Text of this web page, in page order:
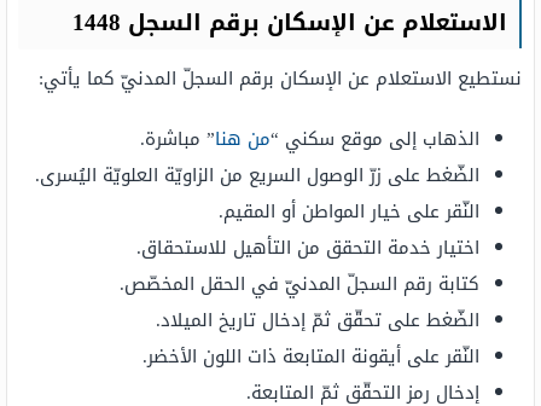
الاستعلام عن الإسكان برقم السجل 1448
نستطيع الاستعلام عن الإسكان برقم السجلّ المدنيّ كما يأتي:
الذهاب إلى موقع سكني “من هنا” مباشرة.
الضّغط على زرّ الوصول السريع من الزاويّة العلويّة اليُسرى.
النّقر على خيار المواطن أو المقيم.
اختيار خدمة التحقق من التأهيل للاستحقاق.
كتابة رقم السجلّ المدنيّ في الحقل المخصّص.
الضّغط على تحقّق ثمّ إدخال تاريخ الميلاد.
النّقر على أيقونة المتابعة ذات اللون الأخضر.
إدخال رمز التحقّق ثمّ المتابعة.